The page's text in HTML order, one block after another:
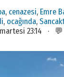
, cenazesi, Emre
, ocağında,
23:14 ·